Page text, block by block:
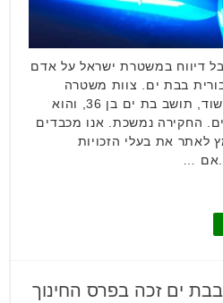
דיווח במשטרת ישראל על אדם
בבת ים. צוות משטרה
שהגיע למקום עצר את החשוד, תושב בת ים בן 36, והוא
החקירה נמשכת. אנו מכבדים
לאתר את בעלי הזכויות
.אם …
ים זכה בפרס החינוך